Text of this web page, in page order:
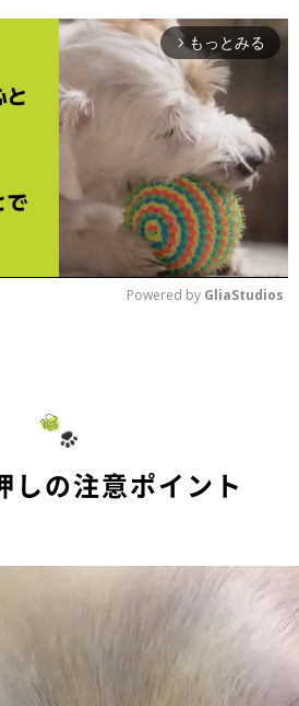
arrow_forward_ios もっとみる
Powered by GliaStudios
しの注意ポイント